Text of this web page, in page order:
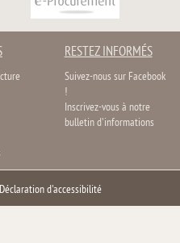
RESTEZ INFORMÉS
Suivez-nous sur Facebook
!
Inscrivez-vous à notre
bulletin d'informations
Déclaration d'accessibilité